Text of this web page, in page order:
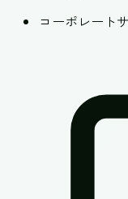
コーポレート